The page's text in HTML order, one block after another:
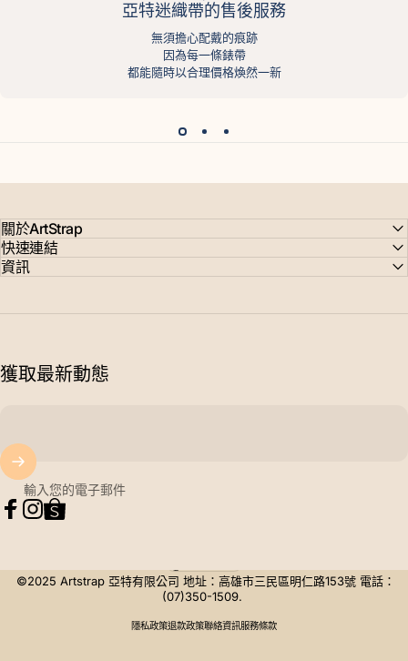
亞特迷織帶的售後服務
無須擔心配戴的痕跡
因為每一條錶帶
都能隨時以合理價格煥然一新
關於ArtStrap
快速連結
資訊
獲取最新動態
輸入您的電子郵件
©2025 Artstrap 亞特有限公司 地址：高雄市三民區明仁路153號 電話：
(07)350-1509.
隱私政策退款政策聯絡資訊服務條款
國家/地區